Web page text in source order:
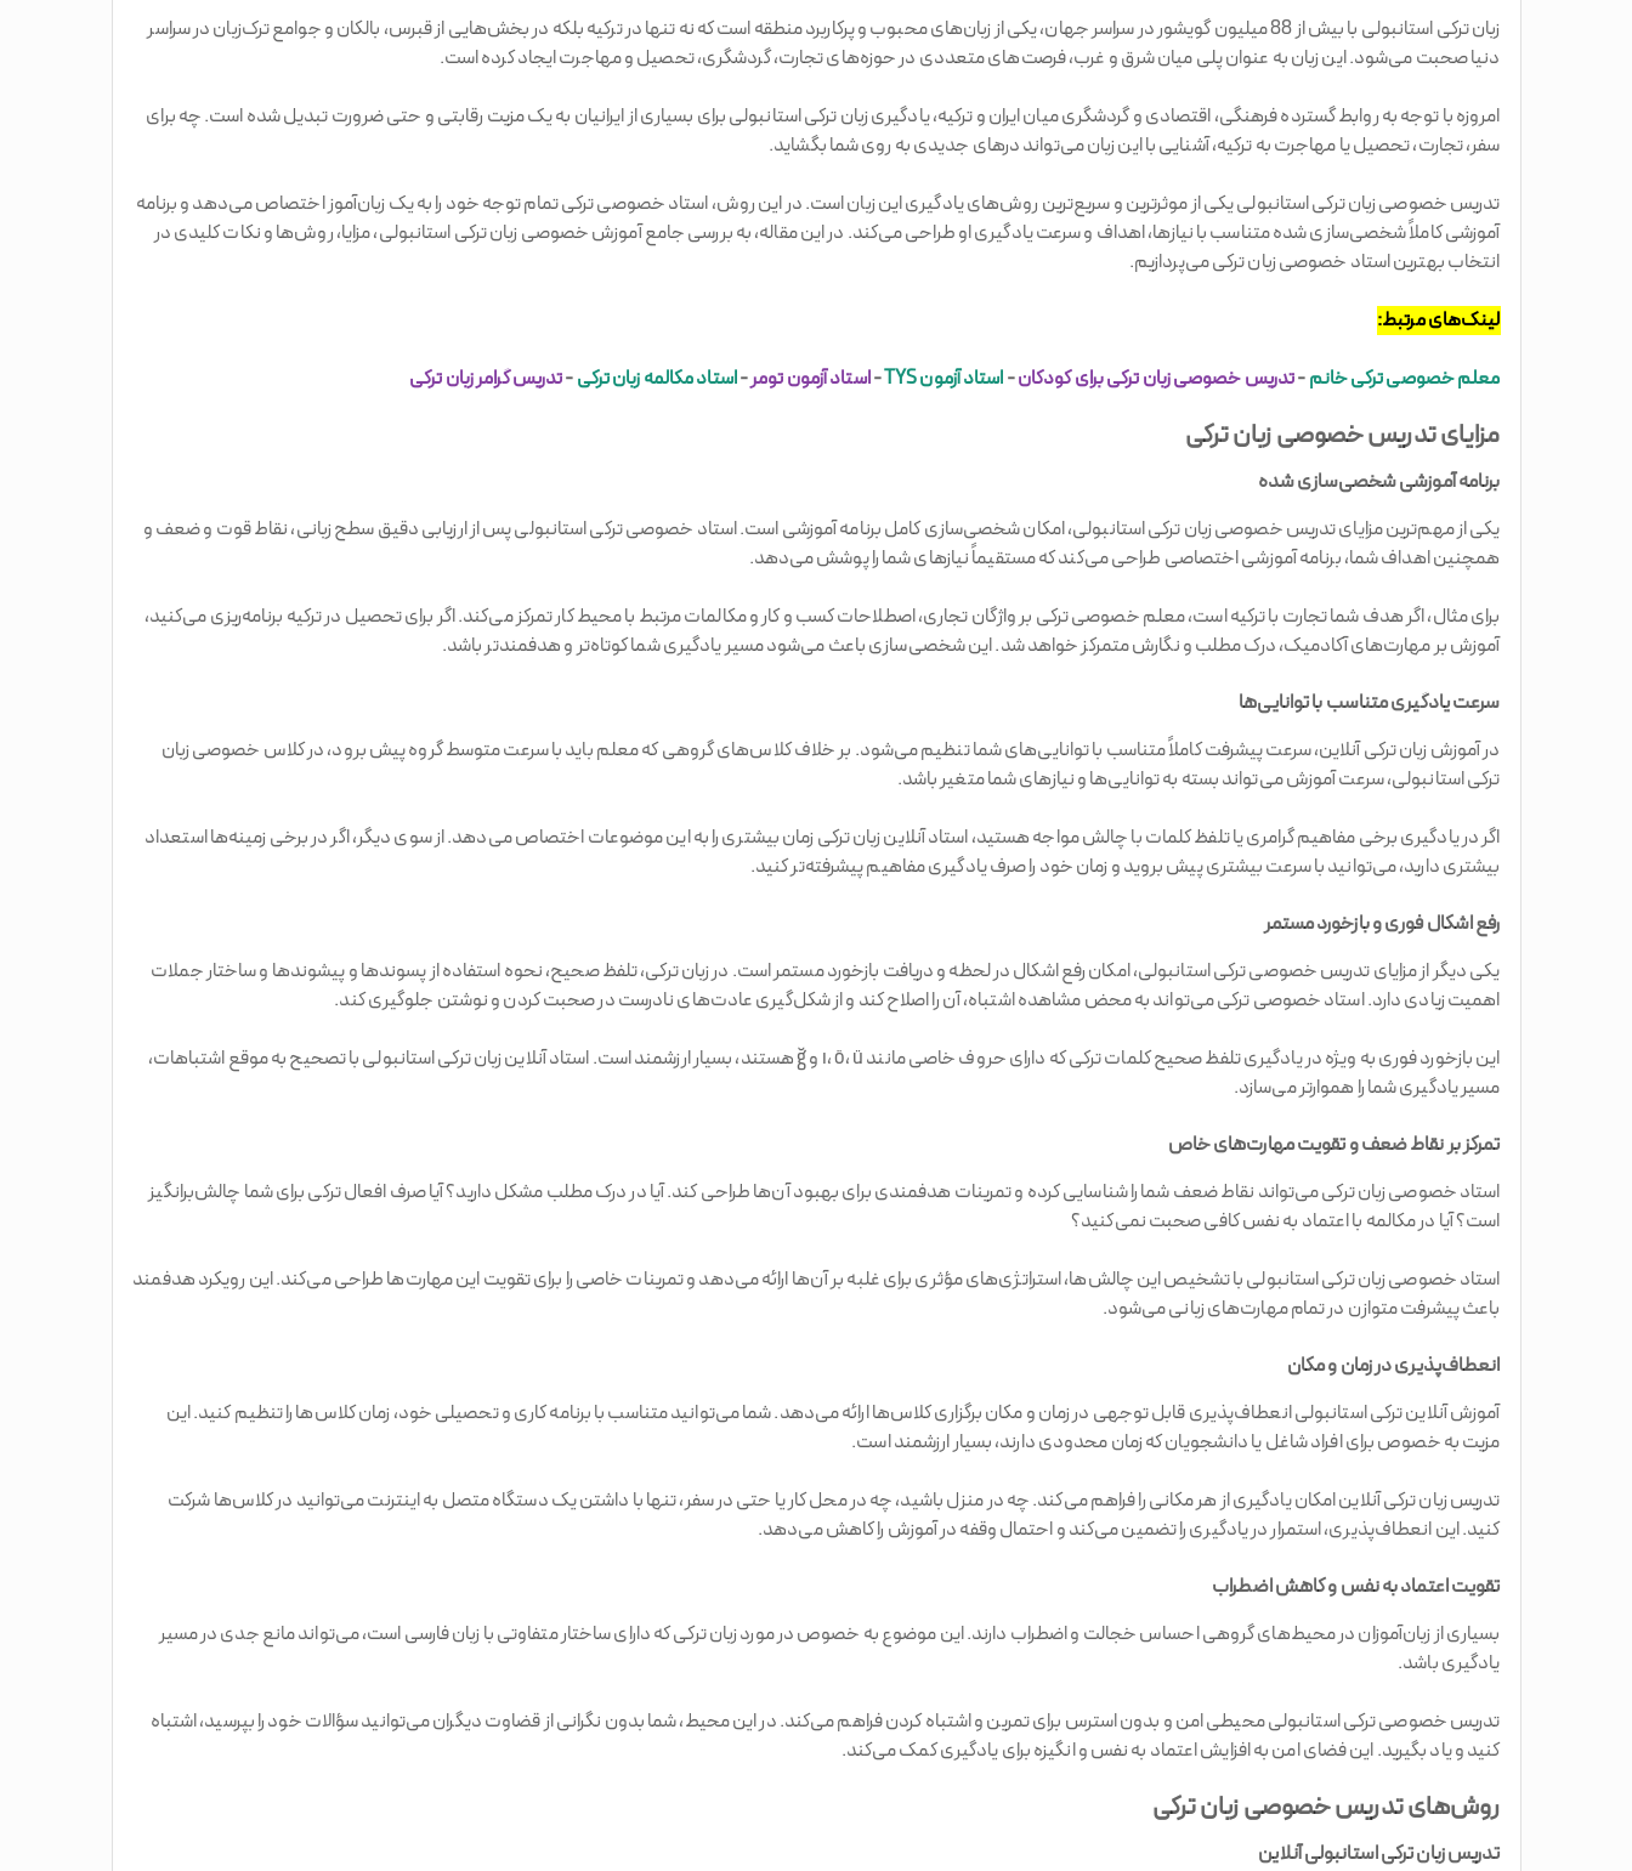
زبان ترکی استانبولی با بیش از 88 میلیون گویشور در سراسر جهان، یکی از زبان‌های محبوب و پرکاربرد منطقه است که نه تنها در ترکیه بلکه در بخش‌هایی از قبرس، بالکان و جوامع ترک‌زبان در سراسر
دنیا صحبت می‌شود. این زبان به عنوان پلی میان شرق و غرب، فرصت‌های متعددی در حوزه‌های تجارت، گردشگری، تحصیل و مهاجرت ایجاد کرده است.
امروزه با توجه به روابط گسترده فرهنگی، اقتصادی و گردشگری میان ایران و ترکیه، یادگیری زبان ترکی استانبولی برای بسیاری از ایرانیان به یک مزیت رقابتی و حتی ضرورت تبدیل شده است. چه برای
سفر، تجارت، تحصیل یا مهاجرت به ترکیه، آشنایی با این زبان می‌تواند درهای جدیدی به روی شما بگشاید.
تدریس خصوصی زبان ترکی استانبولی یکی از موثرترین و سریع‌ترین روش‌های یادگیری این زبان است. در این روش، استاد خصوصی ترکی تمام توجه خود را به یک زبان‌آموز اختصاص می‌دهد و برنامه
آموزشی کاملاً شخصی‌سازی شده متناسب با نیازها، اهداف و سرعت یادگیری او طراحی می‌کند. در این مقاله، به بررسی جامع آموزش خصوصی زبان ترکی استانبولی، مزایا، روش‌ها و نکات کلیدی در
انتخاب بهترین استاد خصوصی زبان ترکی می‌پردازیم.
لینک‌های مرتبط:
معلم خصوصی ترکی خانم-تدریس خصوصی زبان ترکی برای کودکان-استاد آزمون TYS -استاد آزمون تومر-استاد مکالمه زبان ترکی-تدریس گرامر زبان ترکی
مزایای تدریس خصوصی زبان ترکی
برنامه آموزشی شخصی‌سازی شده
یکی از مهم‌ترین مزایای تدریس خصوصی زبان ترکی استانبولی، امکان شخصی‌سازی کامل برنامه آموزشی است. استاد خصوصی ترکی استانبولی پس از ارزیابی دقیق سطح زبانی، نقاط قوت و ضعف و
همچنین اهداف شما، برنامه آموزشی اختصاصی طراحی می‌کند که مستقیماً نیازهای شما را پوشش می‌دهد.
برای مثال، اگر هدف شما تجارت با ترکیه است، معلم خصوصی ترکی بر واژگان تجاری، اصطلاحات کسب و کار و مکالمات مرتبط با محیط کار تمرکز می‌کند. اگر برای تحصیل در ترکیه برنامه‌ریزی می‌کنید،
آموزش بر مهارت‌های آکادمیک، درک مطلب و نگارش متمرکز خواهد شد. این شخصی‌سازی باعث می‌شود مسیر یادگیری شما کوتاه‌تر و هدفمندتر باشد.
سرعت یادگیری متناسب با توانایی‌ها
در آموزش زبان ترکی آنلاین، سرعت پیشرفت کاملاً متناسب با توانایی‌های شما تنظیم می‌شود. بر خلاف کلاس‌های گروهی که معلم باید با سرعت متوسط گروه پیش برود، در کلاس خصوصی زبان
ترکی استانبولی، سرعت آموزش می‌تواند بسته به توانایی‌ها و نیازهای شما متغیر باشد.
اگر در یادگیری برخی مفاهیم گرامری یا تلفظ کلمات با چالش مواجه هستید، استاد آنلاین زبان ترکی زمان بیشتری را به این موضوعات اختصاص می‌دهد. از سوی دیگر، اگر در برخی زمینه‌ها استعداد
بیشتری دارید، می‌توانید با سرعت بیشتری پیش بروید و زمان خود را صرف یادگیری مفاهیم پیشرفته‌تر کنید.
رفع اشکال فوری و بازخورد مستمر
یکی دیگر از مزایای تدریس خصوصی ترکی استانبولی، امکان رفع اشکال در لحظه و دریافت بازخورد مستمر است. در زبان ترکی، تلفظ صحیح، نحوه استفاده از پسوندها و پیشوندها و ساختار جملات
اهمیت زیادی دارد. استاد خصوصی ترکی می‌تواند به محض مشاهده اشتباه، آن را اصلاح کند و از شکل‌گیری عادت‌های نادرست در صحبت کردن و نوشتن جلوگیری کند.
این بازخورد فوری به ویژه در یادگیری تلفظ صحیح کلمات ترکی که دارای حروف خاصی مانند ı، ö، ü و ğ هستند، بسیار ارزشمند است. استاد آنلاین زبان ترکی استانبولی با تصحیح به موقع اشتباهات،
مسیر یادگیری شما را هموارتر می‌سازد.
تمرکز بر نقاط ضعف و تقویت مهارت‌های خاص
استاد خصوصی زبان ترکی می‌تواند نقاط ضعف شما را شناسایی کرده و تمرینات هدفمندی برای بهبود آن‌ها طراحی کند. آیا در درک مطلب مشکل دارید؟ آیا صرف افعال ترکی برای شما چالش‌برانگیز
است؟ آیا در مکالمه با اعتماد به نفس کافی صحبت نمی‌کنید؟
استاد خصوصی زبان ترکی استانبولی با تشخیص این چالش‌ها، استراتژی‌های مؤثری برای غلبه بر آن‌ها ارائه می‌دهد و تمرینات خاصی را برای تقویت این مهارت‌ها طراحی می‌کند. این رویکرد هدفمند
باعث پیشرفت متوازن در تمام مهارت‌های زبانی می‌شود.
انعطاف‌پذیری در زمان و مکان
آموزش آنلاین ترکی استانبولی انعطاف‌پذیری قابل توجهی در زمان و مکان برگزاری کلاس‌ها ارائه می‌دهد. شما می‌توانید متناسب با برنامه کاری و تحصیلی خود، زمان کلاس‌ها را تنظیم کنید. این
مزیت به خصوص برای افراد شاغل یا دانشجویان که زمان محدودی دارند، بسیار ارزشمند است.
تدریس زبان ترکی آنلاین امکان یادگیری از هر مکانی را فراهم می‌کند. چه در منزل باشید، چه در محل کار یا حتی در سفر، تنها با داشتن یک دستگاه متصل به اینترنت می‌توانید در کلاس‌ها شرکت
کنید. این انعطاف‌پذیری، استمرار در یادگیری را تضمین می‌کند و احتمال وقفه در آموزش را کاهش می‌دهد.
تقویت اعتماد به نفس و کاهش اضطراب
بسیاری از زبان‌آموزان در محیط‌های گروهی احساس خجالت و اضطراب دارند. این موضوع به خصوص در مورد زبان ترکی که دارای ساختار متفاوتی با زبان فارسی است، می‌تواند مانع جدی در مسیر
یادگیری باشد.
تدریس خصوصی ترکی استانبولی محیطی امن و بدون استرس برای تمرین و اشتباه کردن فراهم می‌کند. در این محیط، شما بدون نگرانی از قضاوت دیگران می‌توانید سؤالات خود را بپرسید، اشتباه
کنید و یاد بگیرید. این فضای امن به افزایش اعتماد به نفس و انگیزه برای یادگیری کمک می‌کند.
روش‌های تدریس خصوصی زبان ترکی
تدریس زبان ترکی استانبولی آنلاین